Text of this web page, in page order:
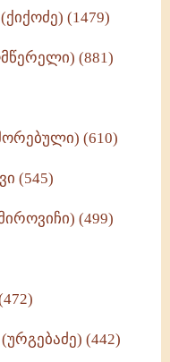
(1479)
(881)
(610)
(545)
(499)
(442)